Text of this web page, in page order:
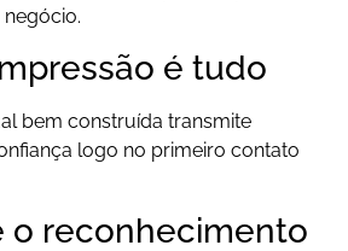
é tudo
bem construída transmite
logo no primeiro contato
o reconhecimento